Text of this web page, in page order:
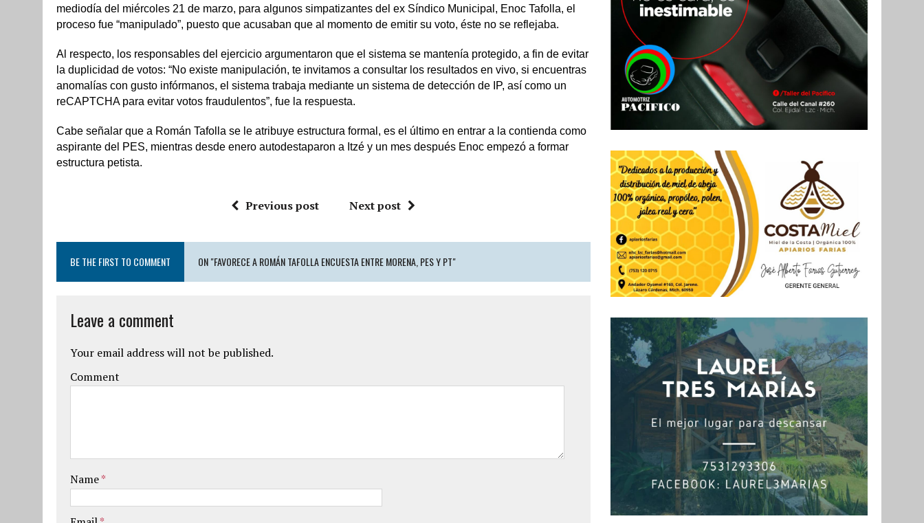
mediodía del miércoles 21 de marzo, para algunos simpatizantes del ex Síndico Municipal, Enoc Tafolla, el
proceso fue “manipulado”, puesto que acusaban que al momento de emitir su voto, éste no se reflejaba.
Al respecto, los responsables del ejercicio argumentaron que el sistema se mantenía protegido, a fin de evitar
la duplicidad de votos: “No existe manipulación, te invitamos a consultar los resultados en vivo, si encuentras
anomalías con gusto infórmanos, el sistema trabaja mediante un sistema de detección de IP, así como un
reCAPTCHA para evitar votos fraudulentos”, fue la respuesta.
Cabe señalar que a Román Tafolla se le atribuye estructura formal, es el último en entrar a la contienda como
aspirante del PES, mientras desde enero autodestaparon a Itzé y un mes después Enoc empezó a formar
estructura petista.
Previous post Next post
BE THE FIRST TO COMMENT ON "FAVORECE A ROMÁN TAFOLLA ENCUESTA ENTRE MORENA, PES Y PT"
Leave a comment
Your email address will not be published.
Comment
Name*